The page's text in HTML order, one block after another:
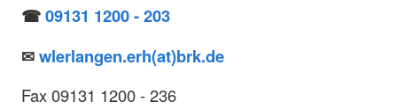
☎09131 1200 - 203
✉wlerlangen.erh(at)brk.de
Fax 09131 1200 - 236